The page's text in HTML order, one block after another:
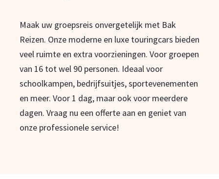
Maak uw groepsreis onvergetelijk met Bak
Reizen. Onze moderne en luxe touringcars bieden
veel ruimte en extra voorzieningen. Voor groepen
van 16 tot wel 90 personen. Ideaal voor
schoolkampen, bedrijfsuitjes, sportevenementen
en meer. Voor 1 dag, maar ook voor meerdere
dagen. Vraag nu een offerte aan en geniet van
onze professionele service!